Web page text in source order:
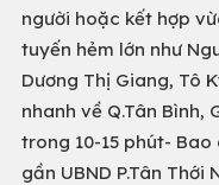
người hoặc kết hợp
tuyến hẻm lớn như
Dương Thị Giang, Tô
nhanh về Q.Tân Bình,
trong 10-15 phút-
gần UBND P.Tân Thới